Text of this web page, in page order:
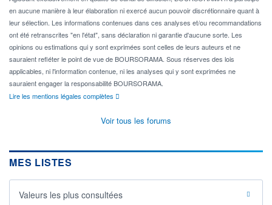
en aucune manière à leur élaboration ni exercé aucun pouvoir discrétionnaire quant à
leur sélection. Les informations contenues dans ces analyses et/ou recommandations
ont été retranscrites "en l'état", sans déclaration ni garantie d'aucune sorte. Les
opinions ou estimations qui y sont exprimées sont celles de leurs auteurs et ne
sauraient refléter le point de vue de BOURSORAMA. Sous réserves des lois
applicables, ni l'information contenue, ni les analyses qui y sont exprimées ne
sauraient engager la responsabilité BOURSORAMA.
Lire les mentions légales complètes
Voir tous les forums
MES LISTES
Valeurs les plus consultées